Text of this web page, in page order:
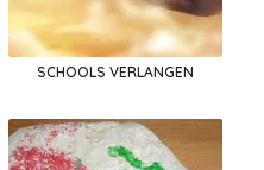
SCHOOLS VERLANGEN